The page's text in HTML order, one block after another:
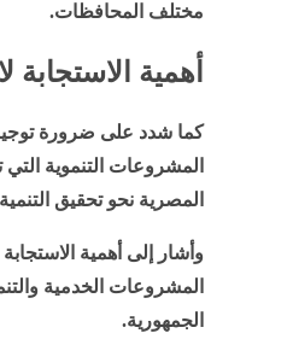
مختلف المحافظات.
أهمية
كما شدد على ضرورة توجيه
المشروعات التنموية
المصرية نحو تحقيق
وأشار إلى أهمية
المشروعات الخدمية
الجمهورية.